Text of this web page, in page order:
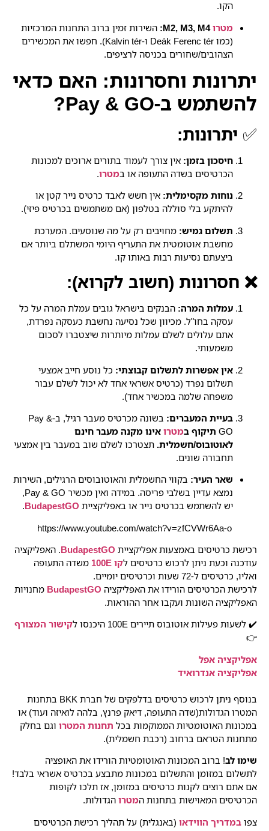
הקו.
מטרוM2, M3, M4:
השירות זמין ברוב התחנות המרכזיות
(כמו Deák Ferenc tér ו-Kalvin tér). חפשו את המכשירים
הצהובים/שחורים בכניסה לרציפים.
יתרונות וחסרונות: האם כדאי
להשתמש ב-Pay & GO?
✅ יתרונות:
חיסכון בזמן: אין צורך לעמוד בתורים ארוכים למכונות
הכרטיסים בשדה התעופה או במטרו.
נוחות מקסימלית: אין חשש לאבד כרטיס נייר קטן או
להיתקע בלי סוללה בטלפון (אם משתמשים בכרטיס פיזי).
תשלום גמיש: מחויבים רק על מה שנוסעים. המערכת
מחשבת אוטומטית את התעריף היומי המשתלם ביותר אם
ביצעתם נסיעות רבות באותו קו.
❌ חסרונות (חשוב לקרוא):
עמלות המרה: הבנקים בישראל גובים עמלת המרה על כל
עסקה בחו"ל. מכיוון שכל נסיעה נחשבת כעסקה נפרדת,
אתם עלולים לשלם עמלות מיותרות שיצטברו לסכום
משמעותי.
אין אפשרות לתשלום קבוצתי: כל נוסע חייב אמצעי
תשלום נפרד (כרטיס אשראי אחד לא יכול לשלם עבור
משפחה שלמה במכשיר אחד).
בעיית המעברים:
בשונה מכרטיס מעבר רגיל, ב-Pay &
GO תיקוף במטרו אינו מקנה מעבר חינם
לאוטובוס/חשמלית. תצטרכו לשלם שוב במעבר בין אמצעי
תחבורה שונים.
שאר העיר: בקווי החשמלית והאוטובוסים הרגילים, השירות
נמצא עדיין בשלבי פריסה. במידה ואין מכשיר Pay & GO,
יש להשתמש בכרטיס נייר או באפליקציית BudapestGO
.
https://www.youtube.com/watch?v=zfCVWr6Aa-o
רכישת כרטיסים באמצעות אפליקציית BudapestGO. האפליקציה
עודכנה וכעת ניתן לרכוש כרטיסים לקו 100E
משדה התעופה
ואליו, כרטיסים ל-72 שעות וכרטיסים יומיים.
לרכישת הכרטיסים הורידו את האפליקציה BudapestGO מחנויות
האפליקציה השונות ועקבו אחר ההוראות.
✔️ לשעות פעילות אוטובוס תיירים 100E היכנסו ל
קישור המצורף
👉
אפליקציה אפל
אפליקציה אנדרואיד
בנוסף ניתן לרכוש כרטיסים בדלפקים של חברת BKK בתחנות
המטרו הגדולות(שדה התעופה, דיאק פרנץ, בלהה לואיזה ועוד) או
במכונות האוטומטיות הממוקמות בכל תחנות המטרו וגם בחלק
מתחנות הטראם ברחוב (רכבת חשמלית).
שימו לב! ברוב המכונות האוטומטיות הורידו את האופציה
לתשלום במזומן והתשלום במכונות מתבצע בכרטיס אשראי בלבד!
אם אתם רוצים לקנות כרטיסים במזומן, אז תלכו לקופות
הכרטיסים המאוישות בתחנות המטרו הגדולות.
צפו במדריך הווידאו (באנגלית) על תהליך רכישת הכרטיסים